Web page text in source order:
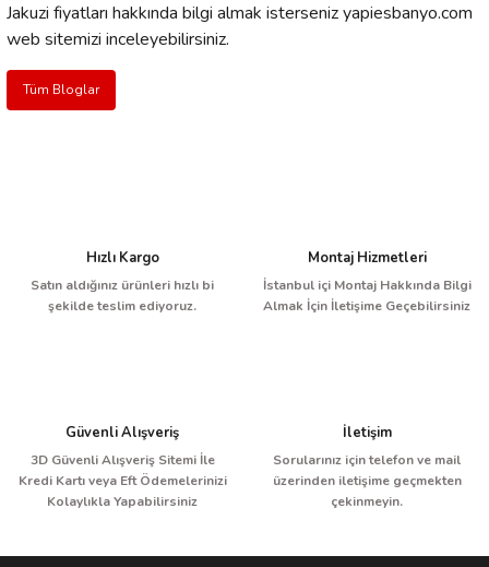
Jakuzi fiyatları hakkında bilgi almak isterseniz yapiesbanyo.com
web sitemizi inceleyebilirsiniz.
Tüm Bloglar
Hızlı Kargo
Satın aldığınız ürünleri hızlı bi
şekilde teslim ediyoruz.
Montaj Hizmetleri
İstanbul içi Montaj Hakkında Bilgi
Almak İçin İletişime Geçebilirsiniz
Güvenli Alışveriş
3D Güvenli Alışveriş Sitemi İle
Kredi Kartı veya Eft Ödemelerinizi
Kolaylıkla Yapabilirsiniz
İletişim
Sorularınız için telefon ve mail
üzerinden iletişime geçmekten
çekinmeyin.